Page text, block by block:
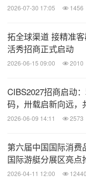
值得一提的是，卧
续聚焦提升产业"
色航运的未来趋势
除了舷外机系列产
WEPM船舶专用永
电机以及海事全电
控、极致安全以及
具备燃料和能量消
2026-07-30 17:05 1456
拓全球渠道 接精准
活秀招商正式启动
2026-06-15 09:00 2010
CIBS2027招商启动
码，卅载启新向远，
2026-06-09 14:11 2573
第六届中国国际消费
国际游艇分展区亮点
2026-04-11 12:00 12440